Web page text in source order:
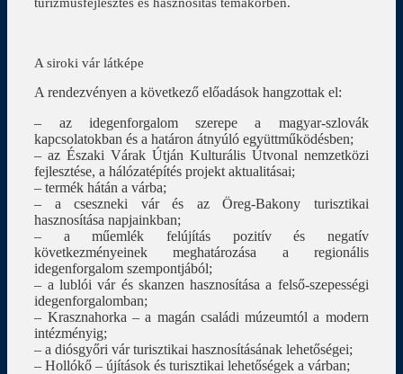
A siroki vár látképe
A rendezvényen a következő előadások hangzottak el:
– az idegenforgalom szerepe a magyar-szlovák
kapcsolatokban és a határon átnyúló együttműködésben;
– az Északi Várak Útján Kulturális Útvonal nemzetközi
fejlesztése, a hálózatépítés projekt aktualitásai;
– termék hátán a várba;
– a cseszneki vár és az Öreg-Bakony turisztikai
hasznosítása napjainkban;
– a műemlék felújítás pozitív és negatív
következményeinek meghatározása a regionális
idegenforgalom szempontjából;
– a lublói vár és skanzen hasznosítása a felső-szepességi
idegenforgalomban;
– Krasznahorka – a magán családi múzeumtól a modern
intézményig;
– a diósgyőri vár turisztikai hasznosításának lehetőségei;
– Hollókő – újítások és turisztikai lehetőségek a várban;